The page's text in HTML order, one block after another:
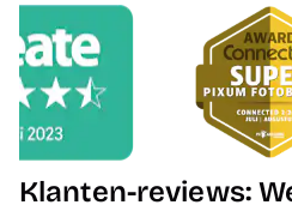
Klanten-reviews: